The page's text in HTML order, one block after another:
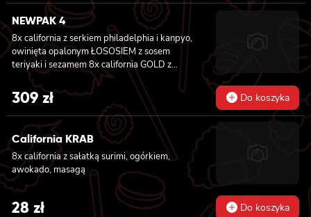
NEWPAK 4
8x california z serkiem philadelphia i kanpyo,
owinięta opalonym ŁOSOSIEM z sosem
teriyaki i sezamem 8x california GOLD z
krewetką w tempurze, ogórkiem i
majonezem lekko pikantnym, sosem teriyaki i
sezamem owinięta WĘGORZEM 8x california
GOLD z krewetką w tempurze, ogórkiem i
majonezem lekko pikantnym owinięta
TUŃCZYKIEM 8x california GOLD z krewetką
w tempurze, ogórkiem i majonezem lekko
pikantnym, sezamem owinięta KREWETKĄ
8x california GOLD z krewetką w tempurze,
ogórkiem i majonezem lekko pikantnym,
masago owinięta ŁOSOSIEM 8x california
309 zł Do koszyka
California KRAB
8x california z sałatką surimi, ogórkiem,
awokado, masagą
28 zł Do koszyka